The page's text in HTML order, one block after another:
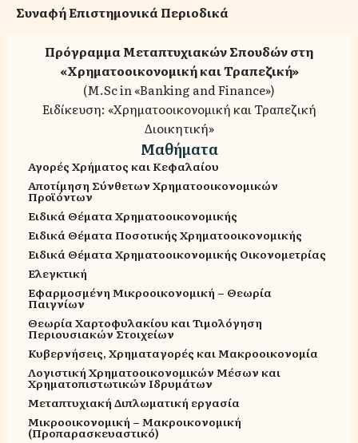
Συναφή Επιστημονικά Περιοδικά
Πρόγραμμα Μεταπτυχιακών Σπουδών στη
«Χρηματοοικονομική και Τραπεζική»
(M.Sc in «Banking and Finance»)
Ειδίκευση: «Χρηματοοικονομική και Τραπεζική
Διοικητική»
Μαθήματα
Αγορές Χρήματος και Κεφαλαίου
Αποτίμηση Σύνθετων Χρηματοοικονομικών
Προϊόντων
Ειδικά Θέματα Χρηματοοικονομικής
Ειδικά Θέματα Ποσοτικής Χρηματοοικονομικής
Ειδικά Θέματα Χρηματοοικονομικής Οικονομετρίας
Ελεγκτική
Εφαρμοσμένη Μικροοικονομική – Θεωρία
Παιγνίων
Θεωρία Χαρτοφυλακίου και Τιμολόγηση
Περιουσιακών Στοιχείων
Κυβερνήσεις, Χρηματαγορές και Μακροοικονομία
Λογιστική Χρηματοοικονομικών Μέσων και
Χρηματοπιστωτικών Ιδρυμάτων
Μεταπτυχιακή Διπλωματική εργασία
Μικροοικονομική – Μακροικονομική
(Προπαρασκευαστικό)